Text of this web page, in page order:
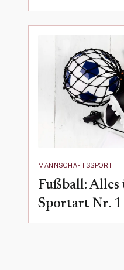
MANNSCHAFTSSPORT
Fußball: Alles
Sportart Nr. 1